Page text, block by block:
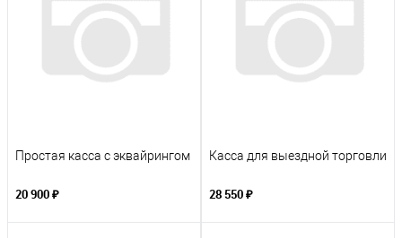
Простая касса с эквайрингом
20 900 ₽
Касса для выездной торговли
28 550 ₽